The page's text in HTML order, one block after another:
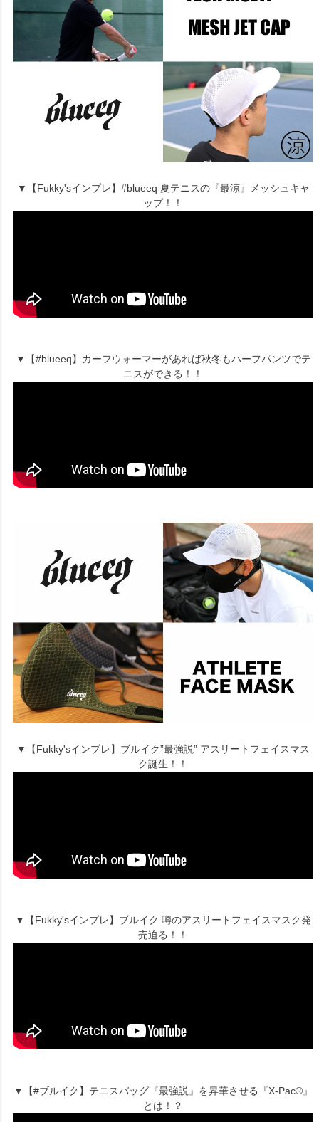
▼【Fukky'sインプレ】#blueeq 夏テニスの『最涼』メッシュキャ
ップ！！
▼【#blueeq】カーフウォーマーがあれば秋冬もハーフパンツでテ
ニスができる！！
▼【Fukky'sインプレ】ブルイク”最強説” アスリートフェイスマス
ク誕生！！
▼【Fukky'sインプレ】ブルイク 噂のアスリートフェイスマスク発
売迫る！！
▼【#ブルイク】テニスバッグ『最強説』を昇華させる『X-Pac®』
とは！？